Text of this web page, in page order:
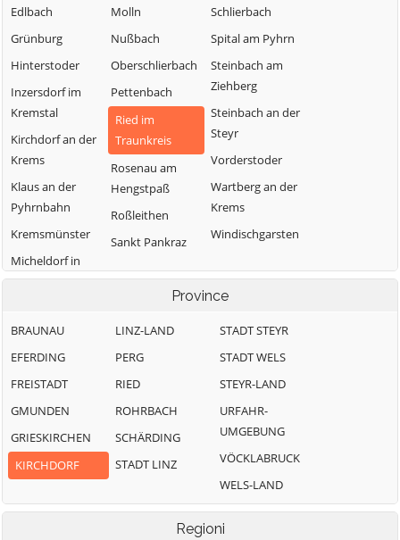
Edlbach
Grünburg
Hinterstoder
Inzersdorf im
Kremstal
Kirchdorf an der
Krems
Klaus an der
Pyhrnbahn
Kremsmünster
Micheldorf in
Oberösterreich
Molln
Nußbach
Oberschlierbach
Pettenbach
Ried im
Traunkreis
Rosenau am
Hengstpaß
Roßleithen
Sankt Pankraz
Schlierbach
Spital am Pyhrn
Steinbach am
Ziehberg
Steinbach an der
Steyr
Vorderstoder
Wartberg an der
Krems
Windischgarsten
Province
BRAUNAU
EFERDING
FREISTADT
GMUNDEN
GRIESKIRCHEN
KIRCHDORF
LINZ-LAND
PERG
RIED
ROHRBACH
SCHÄRDING
STADT LINZ
STADT STEYR
STADT WELS
STEYR-LAND
URFAHR-
UMGEBUNG
VÖCKLABRUCK
WELS-LAND
Regioni